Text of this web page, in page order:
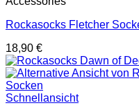
Rockasocks Fletcher
18,90 €
Schnellansicht